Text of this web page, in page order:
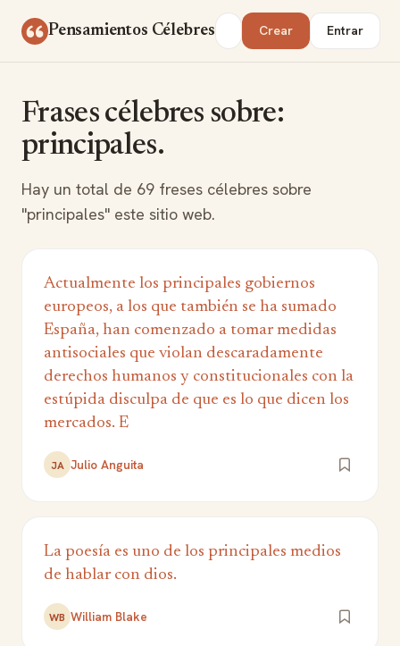
Pensamientos Célebres Buscar Crear Entrar
Frases célebres sobre:
principales.
Hay un total de 69 freses célebres sobre
"principales" este sitio web.
Actualmente los principales gobiernos
europeos, a los que también se ha sumado
España, han comenzado a tomar medidas
antisociales que violan descaradamente
derechos humanos y constitucionales con la
estúpida disculpa de que es lo que dicen los
mercados. E
JA Julio Anguita
La poesía es uno de los principales medios
de hablar con dios.
WB William Blake